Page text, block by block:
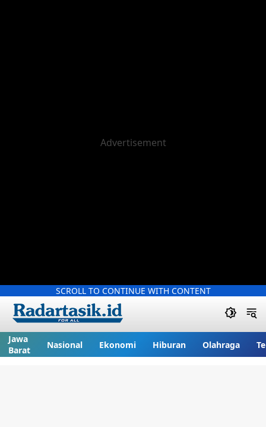
SCROLL TO CONTINUE WITH CONTENT
Jawa
Barat
Nasional Ekonomi Hiburan Olahraga